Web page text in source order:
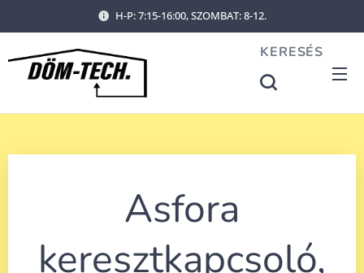
H-P: 7:15-16:00, SZOMBAT: 8-12.
KERESÉS
Asfora
keresztkapcsoló,